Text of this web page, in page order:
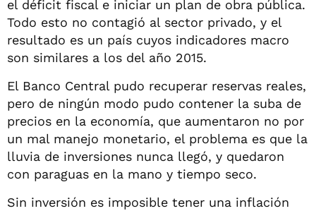
el déficit fiscal e iniciar un plan de obra pública.
Todo esto no contagió al sector privado, y el
resultado es un país cuyos indicadores macro
son similares a los del año 2015.
El Banco Central pudo recuperar reservas reales,
pero de ningún modo pudo contener la suba de
precios en la economía, que aumentaron no por
un mal manejo monetario, el problema es que la
lluvia de inversiones nunca llegó, y quedaron
con paraguas en la mano y tiempo seco.
Sin inversión es imposible tener una inflación